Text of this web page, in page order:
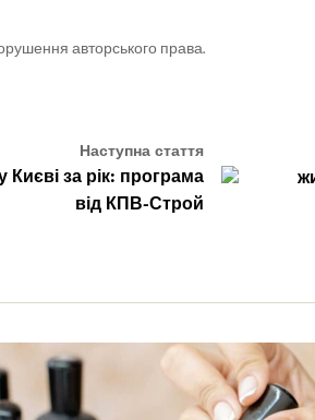
авторського права.
Наступна стаття
за рік: програма
від КПВ-Строй